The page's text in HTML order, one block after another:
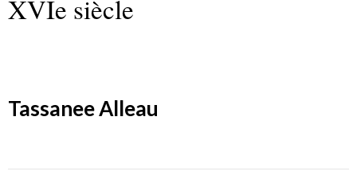
XVIe siècle
Tassanee Alleau